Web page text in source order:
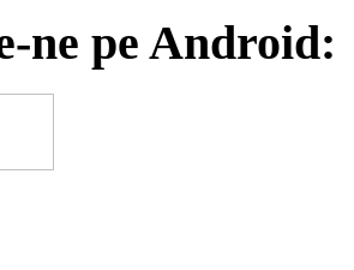
ne pe Android: